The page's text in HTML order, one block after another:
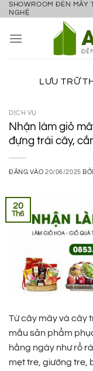
Bỏ
nội
SHOWROOM ĐÈN MÂY
NGHỆ
LƯU TRỮ
DỊCH VỤ
Nhận làm giỏ
đựng trái cây,
ĐĂNG VÀO20/06/2025 BỞI
20
Th6
Từ cây mây và cây
mẫu sản phẩm
hằng ngày như rổ
mẹt tre, giường tre,